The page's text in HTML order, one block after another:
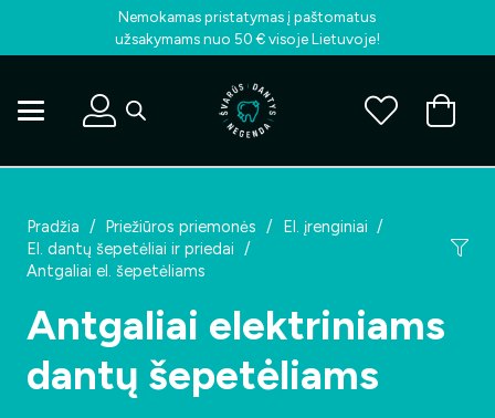
Nemokamas pristatymas į paštomatus
užsakymams nuo 50 € visoje Lietuvoje!
Pradžia / Priežiūros priemonės / El. įrenginiai /
El. dantų šepetėliai ir priedai /
Antgaliai el. šepetėliams
Antgaliai elektriniams
dantų šepetėliams